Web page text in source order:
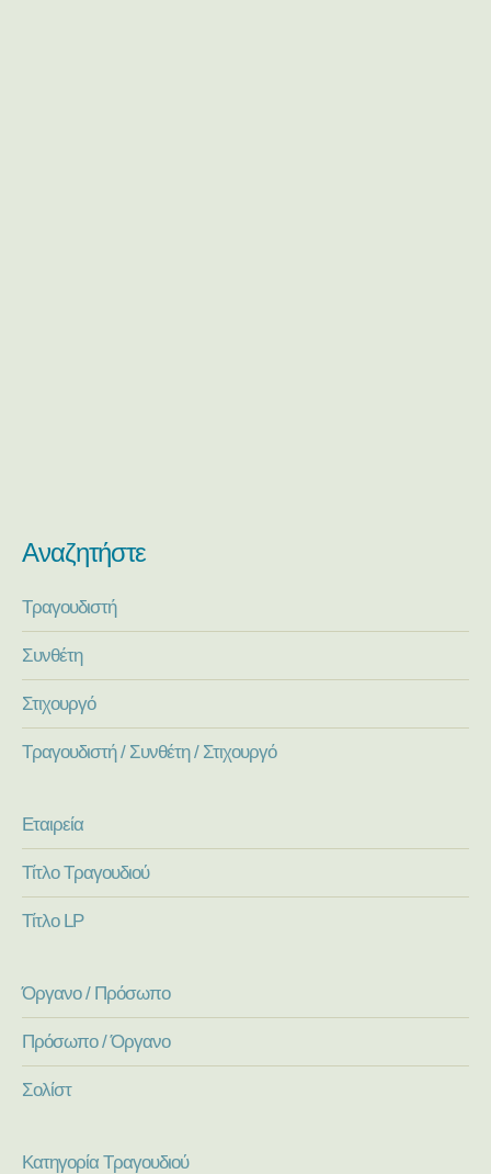
Αναζητήστε
Τραγουδιστή
Συνθέτη
Στιχουργό
Τραγουδιστή / Συνθέτη / Στιχουργό
Εταιρεία
Τίτλο Τραγουδιού
Τίτλο LP
Όργανο / Πρόσωπο
Πρόσωπο / Όργανο
Σολίστ
Κατηγορία Τραγουδιού